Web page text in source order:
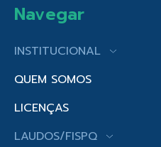
Navegar
INSTITUCIONAL
QUEM SOMOS
LICENÇAS
LAUDOS/FISPQ